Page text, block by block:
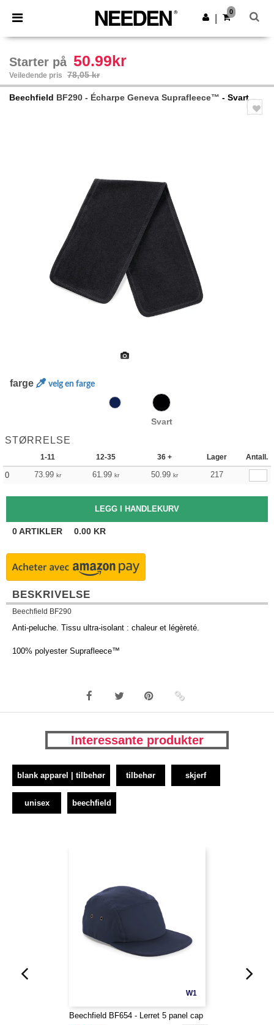
× Needen-app
Bedre priser i appen!
Last ned app
0
Starter på 50.99kr
Veiledende pris 78,05 kr
Beechfield BF290 - Écharpe Geneva Suprafleece™ - Svart
farge velg en farge
Svart
STØRRELSE
1-11 12-35 36 + Lager Antall.
0 73.99 kr 61.99 kr 50.99 kr 217
0ARTIKLER 0.00 KR
BESKRIVELSE
Beechfield BF290
Anti-peluche. Tissu ultra-isolant : chaleur et légèreté.
100% polyester Suprafleece™
Interessante produkter
blank apparel | tilbehør tilbehør skjerf
unisex beechfield
W1
Beechfield BF654 - Lerret 5 panel cap